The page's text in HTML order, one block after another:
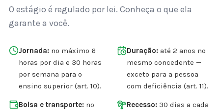
O estágio é regulado por lei. Conheça o que ela
garante a você.
Jornada: no máximo 6
horas por dia e 30 horas
por semana para o
ensino superior (art. 10).
Duração: até 2 anos no
mesmo concedente —
exceto para a pessoa
com deficiência (art. 11).
Bolsa e transporte: no
Recesso: 30 dias a cada